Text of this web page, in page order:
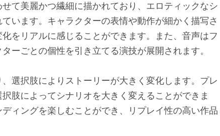
て美麗かつ繊細に描かれており、エロティックなシ
います。キャラクターの表情や動作が細かく描写さ
をリアルに感じることができます。また、音声はフ
ーごとの個性を引き立てる演技が展開されます。
選択肢によりストーリーが大きく変化します。プレ
肢によってシナリオを大きく変えることができま
ィングを楽しむことができ、リプレイ性の高い作品